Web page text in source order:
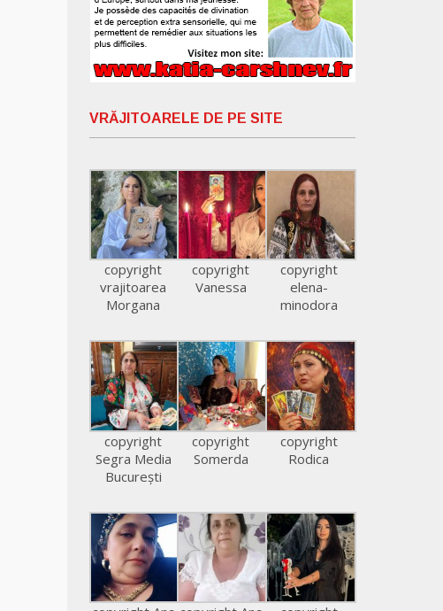
VRĂJITOARELE DE PE SITE
copyright
vrajitoarea
Morgana
copyright
Vanessa
copyright
elena-
minodora
copyright
Segra Media
București
copyright
Somerda
copyright
Rodica